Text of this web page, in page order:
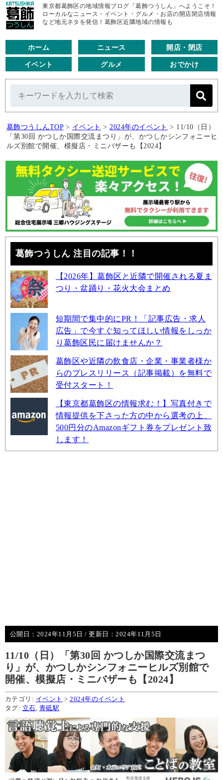
東京都葛飾区の地域情報ブログ「葛飾つうしん」へようこそ！
ローカルなニュース・イベント・グルメ・お店の開店閉店情報
など地元ネタを発信！葛飾区近隣地域の情報も
ホーム ニュース 開店・閉店
イベント グルメ おでかけ
葛飾つうしんTOP > イベント > 2024年のイベント > 11/10（日）
「第30回 かつしか国際交流まつり」が、かつしかシンフォニーヒ
ルズ別館で開催、模擬店・ミニバザーも【2024】
葛飾つうしん 注目の記事！！
【2026年】葛飾区と近隣で開催される夏ま
つり・盆踊り・花火大会まとめ
短期間で集中的にPR！「記事広告・求人
広告」で今すぐ知ってほしい情報をしっか
り葛飾区民に届けませんか？
葛飾区や近隣の飲食店・企業・事業者様か
らのプレスリリース（記事掲載）を無料で
受付スタート！
【東京都葛飾区の情報求む！】写真付きで
情報提供を下さった方の中から選考の上、
500円分のAmazonギフト券をプレゼント致
します！
公開日： 2024年11月5日 / 更新日：2024年11月5日
11/10（日）「第30回 かつしか国際交流まつ
り」が、かつしかシンフォニーヒルズ別館で
開催、模擬店・ミニバザーも【2024】
カテゴリ: イベント >2024年のイベント
タグ: 立石 青砥駅